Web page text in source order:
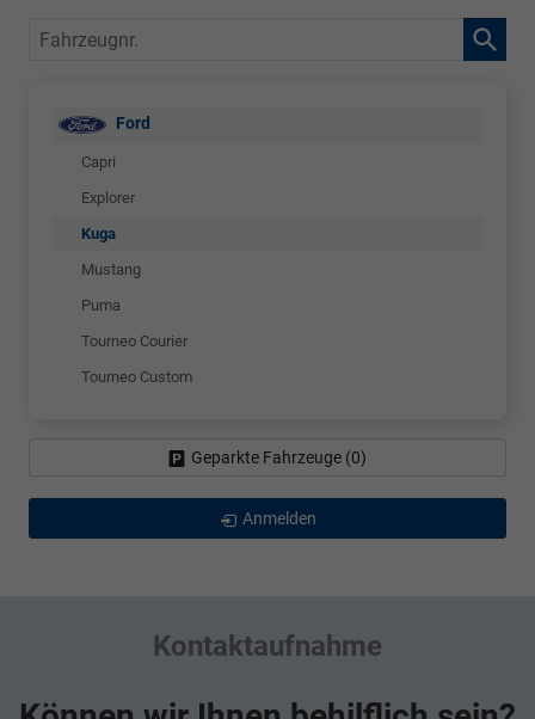
Fahrzeugnr.
Ford
Capri
Explorer
Kuga
Mustang
Puma
Tourneo Courier
Tourneo Custom
Geparkte Fahrzeuge (0)
Anmelden
Kontaktaufnahme